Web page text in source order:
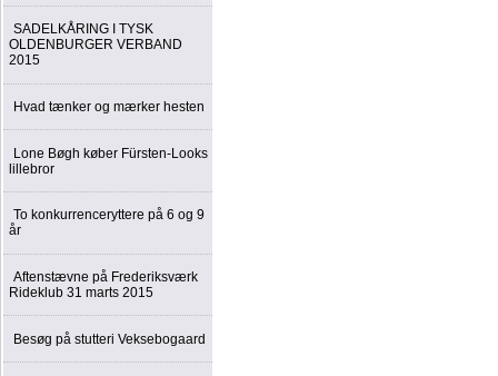
SADELKÅRING I TYSK
OLDENBURGER VERBAND
2015
Hvad tænker og mærker hesten
Lone Bøgh køber Fürsten-Looks
lillebror
To konkurrenceryttere på 6 og 9
år
Aftenstævne på Frederiksværk
Rideklub 31 marts 2015
Besøg på stutteri Veksebogaard